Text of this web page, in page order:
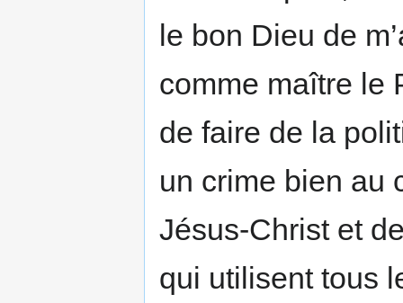
le bon Dieu de
comme maître le
de faire de la
un crime bien au
Jésus-Christ et
qui utilisent tous